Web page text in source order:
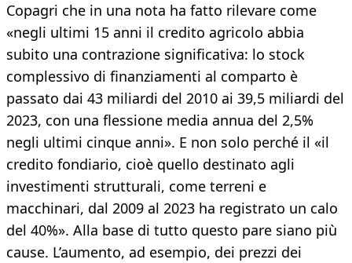
Copagri che in una nota ha fatto rilevare come
«negli ultimi 15 anni il credito agricolo abbia
subito una contrazione significativa: lo stock
complessivo di finanziamenti al comparto è
passato dai 43 miliardi del 2010 ai 39,5 miliardi del
2023, con una flessione media annua del 2,5%
negli ultimi cinque anni». E non solo perché il «il
credito fondiario, cioè quello destinato agli
investimenti strutturali, come terreni e
macchinari, dal 2009 al 2023 ha registrato un calo
del 40%». Alla base di tutto questo pare siano più
cause. L’aumento, ad esempio, dei prezzi dei